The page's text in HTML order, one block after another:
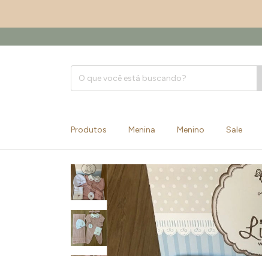
Produtos Menina Menino Sale